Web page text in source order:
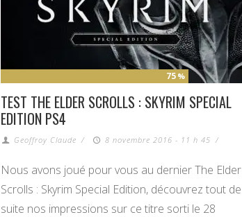
75 %
TEST THE ELDER SCROLLS : SKYRIM SPECIAL
EDITION PS4
Geoffroy Claude / 8 novembre 2016 - 11 h 45 /
Nous avons joué pour vous au dernier The Elder
Scrolls : Skyrim Special Edition, découvrez tout de
suite nos impressions sur ce titre sorti le 28